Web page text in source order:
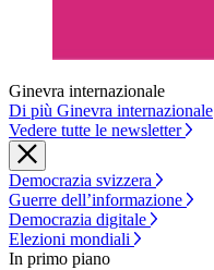
Ginevra internazionale
Di più Ginevra internazionale
Vedere tutte le newsletter
Democrazia svizzera
Guerre dell’informazione
Democrazia digitale
Elezioni mondiali
In primo piano